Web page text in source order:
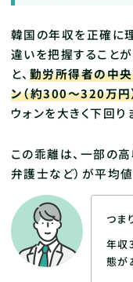
韓国の年収を正確に理
違いを把握すること
と、 勤労所得者の中
ン（約300〜320万円
ウォンを大きく下回り
この乖離は、一部の
弁護士など）が平均
つま
年収
態が